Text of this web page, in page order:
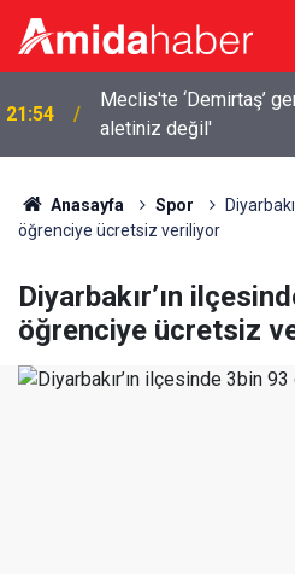
21:18
Elazığ’da 14 bin 894
edildi
Anasayfa Spor
öğrenciye ücretsiz veriliyor
Diyarbakır’ın
öğrenciye ücretsiz